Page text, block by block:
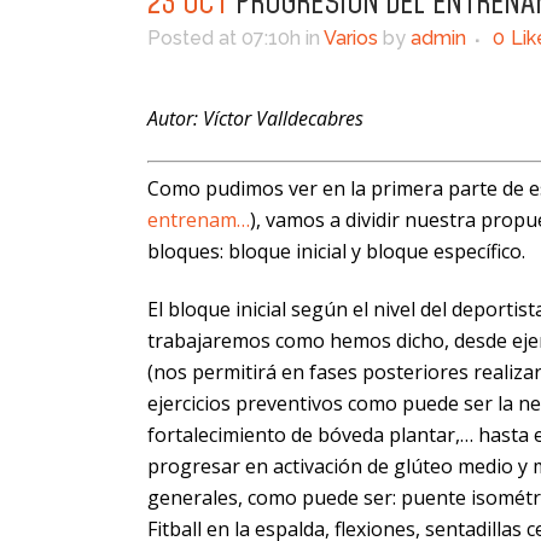
Posted at 07:10h in Varios by admin 0
Autor: Víctor Valldecabres
Como pudimos ver en la primera parte de
entrenam…), vamos a dividir nuestra
bloques: bloque inicial y bloque específico.
El bloque inicial según el nivel del
trabajaremos como hemos dicho, desde
(nos permitirá en fases posteriores
ejercicios preventivos como puede ser la
fortalecimiento de bóveda plantar,… hasta
progresar en activación de glúteo medio y
generales, como puede ser: puente
Fitball en la espalda, flexiones, sentadillas